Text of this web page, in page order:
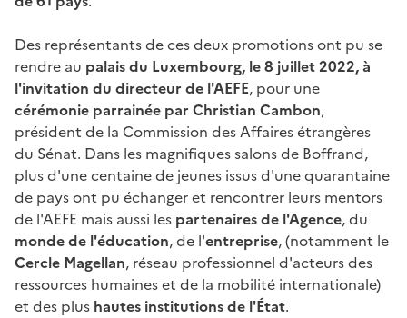
Des représentants de ces deux promotions ont pu se
rendre au palais du Luxembourg, le 8 juillet 2022, à
l'invitation du directeur de l'AEFE, pour une
cérémonie parrainée par Christian Cambon,
président de la Commission des Affaires étrangères
du Sénat. Dans les magnifiquessalons de Boffrand,
plus d'une centaine de jeunes issus d'une quarantaine
de pays ont pu échanger et rencontrer leurs mentors
de l'AEFE mais aussi les partenaires de l'Agence, du
monde de l'éducation, de l'entreprise, (notamment le
Cercle Magellan, réseau professionnel d'acteurs des
ressources humaines et de la mobilité internationale)
et des plus hautes institutions de l'État.